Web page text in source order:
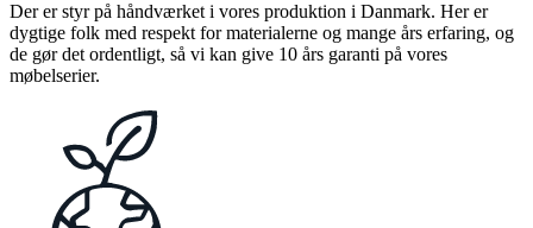
Der er styr på håndværket i vores produktion i Danmark. Her er
dygtige folk med respekt for materialerne og mange års erfaring, og
de gør det ordentligt, så vi kan give 10 års garanti på vores
møbelserier.